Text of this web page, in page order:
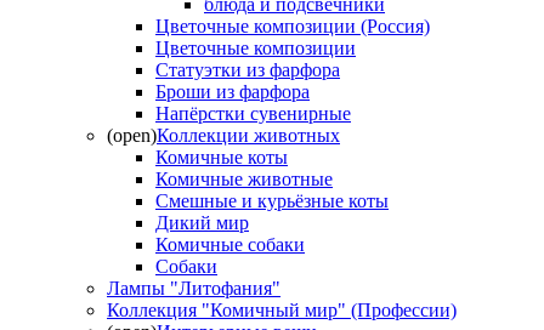
Цветочные композиции (Россия)
Цветочные композиции
Статуэтки из фарфора
Броши из фарфора
Напёрстки сувенирные
(open)Коллекции животных
Комичные коты
Комичные животные
Смешные и курьёзные коты
Дикий мир
Комичные собаки
Собаки
Лампы "Литофания"
Коллекция "Комичный мир" (Профессии)